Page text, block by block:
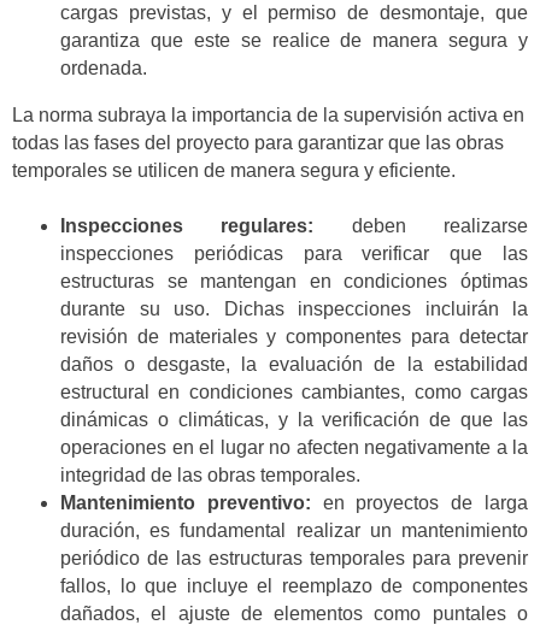
cargas previstas, y el permiso de desmontaje, que
garantiza que este se realice de manera segura y
ordenada.
La norma subraya la importancia de la supervisión activa en
todas las fases del proyecto para garantizar que las obras
temporales se utilicen de manera segura y eficiente.
Inspecciones regulares: deben realizarse
inspecciones periódicas para verificar que las
estructuras se mantengan en condiciones óptimas
durante su uso. Dichas inspecciones incluirán la
revisión de materiales y componentes para detectar
daños o desgaste, la evaluación de la estabilidad
estructural en condiciones cambiantes, como cargas
dinámicas o climáticas, y la verificación de que las
operaciones en el lugar no afecten negativamente a la
integridad de las obras temporales.
Mantenimiento preventivo: en proyectos de larga
duración, es fundamental realizar un mantenimiento
periódico de las estructuras temporales para prevenir
fallos, lo que incluye el reemplazo de componentes
dañados, el ajuste de elementos como puntales o